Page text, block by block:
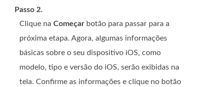
Passo 2.
Clique na Começar botão para passar para a
próxima etapa. Agora, algumas informações
básicas sobre o seu dispositivo iOS, como
modelo, tipo e versão do iOS, serão exibidas na
tela. Confirme as informações e clique no botão